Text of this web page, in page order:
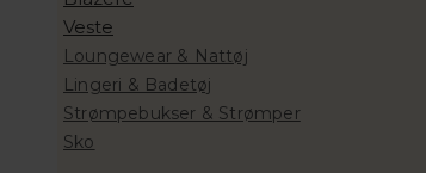
Veste
Loungewear & Nattøj
Lingeri & Badetøj
Strømpebukser & Strømper
Sko